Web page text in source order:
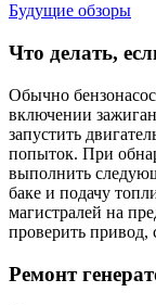
Будущие обзоры
Что делать,
Обычно
включении
запустить
попыток. При
выполнить
баке и подачу
магистралей на
проверить привод,
Ремонт